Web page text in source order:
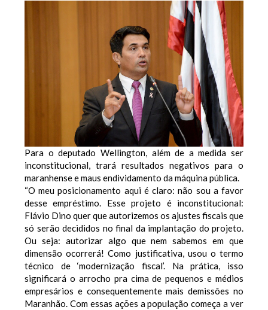
Para o deputado Wellington, além de a medida ser
inconstitucional, trará resultados negativos para o
maranhense e maus endividamento da máquina pública.
“O meu posicionamento aqui é claro: não sou a favor
desse empréstimo. Esse projeto é inconstitucional:
Flávio Dino quer que autorizemos os ajustes fiscais que
só serão decididos no final da implantação do projeto.
Ou seja: autorizar algo que nem sabemos em que
dimensão ocorrerá! Como justificativa, usou o termo
técnico de ‘modernização fiscal’. Na prática, isso
significará o arrocho pra cima de pequenos e médios
empresários e consequentemente mais demissões no
Maranhão. Com essas ações a população começa a ver